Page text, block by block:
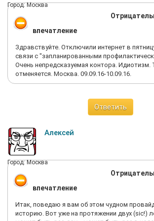
Город: Москва
впечатление
Здравствуйте. Отключили интернет в
связи с "запланированными
Очень непредсказуемая контора. Идиотизм.
отменяется. Москва. 09.09.16-10.09.16.
Ответить
Алексей
Город: Москва
впечатление
Итак, поведаю я вам об этом чудном
историю. Вот уже на протяжении двух (sic!)